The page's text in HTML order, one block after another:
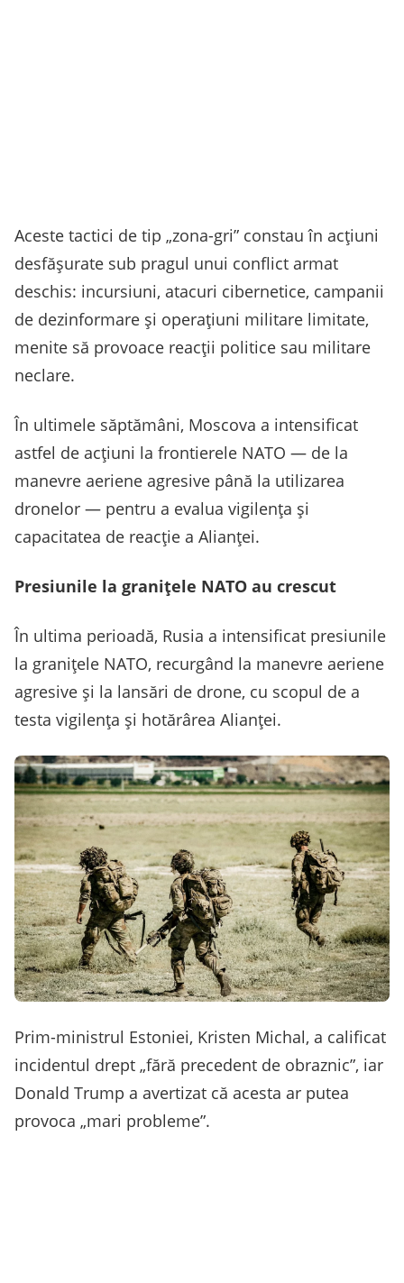
Aceste tactici de tip „zona-gri” constau în acţiuni
desfăşurate sub pragul unui conflict armat
deschis: incursiuni, atacuri cibernetice, campanii
de dezinformare şi operaţiuni militare limitate,
menite să provoace reacţii politice sau militare
neclare.
În ultimele săptămâni, Moscova a intensificat
astfel de acţiuni la frontierele NATO — de la
manevre aeriene agresive până la utilizarea
dronelor — pentru a evalua vigilenţa şi
capacitatea de reacţie a Alianţei.
Presiunile la granițele NATO au crescut
În ultima perioadă, Rusia a intensificat presiunile
la graniţele NATO, recurgând la manevre aeriene
agresive şi la lansări de drone, cu scopul de a
testa vigilenţa şi hotărârea Alianţei.
Prim-ministrul Estoniei, Kristen Michal, a calificat
incidentul drept „fără precedent de obraznic”, iar
Donald Trump a avertizat că acesta ar putea
provoca „mari probleme”.